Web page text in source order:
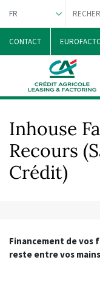
FR
NEDERLANDS
CONTACT
Inhouse
Recours
Crédit)
Financement de vos
reste entre vos